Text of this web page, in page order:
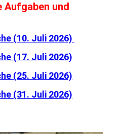
Aufgaben und
(10. Juli 2026)
(17. Juli 2026)
(25. Juli 2026)
(31. Juli 2026)